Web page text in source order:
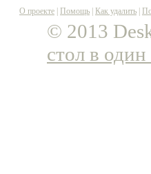
О проекте Помощь Как удалить
© 2013
стол в